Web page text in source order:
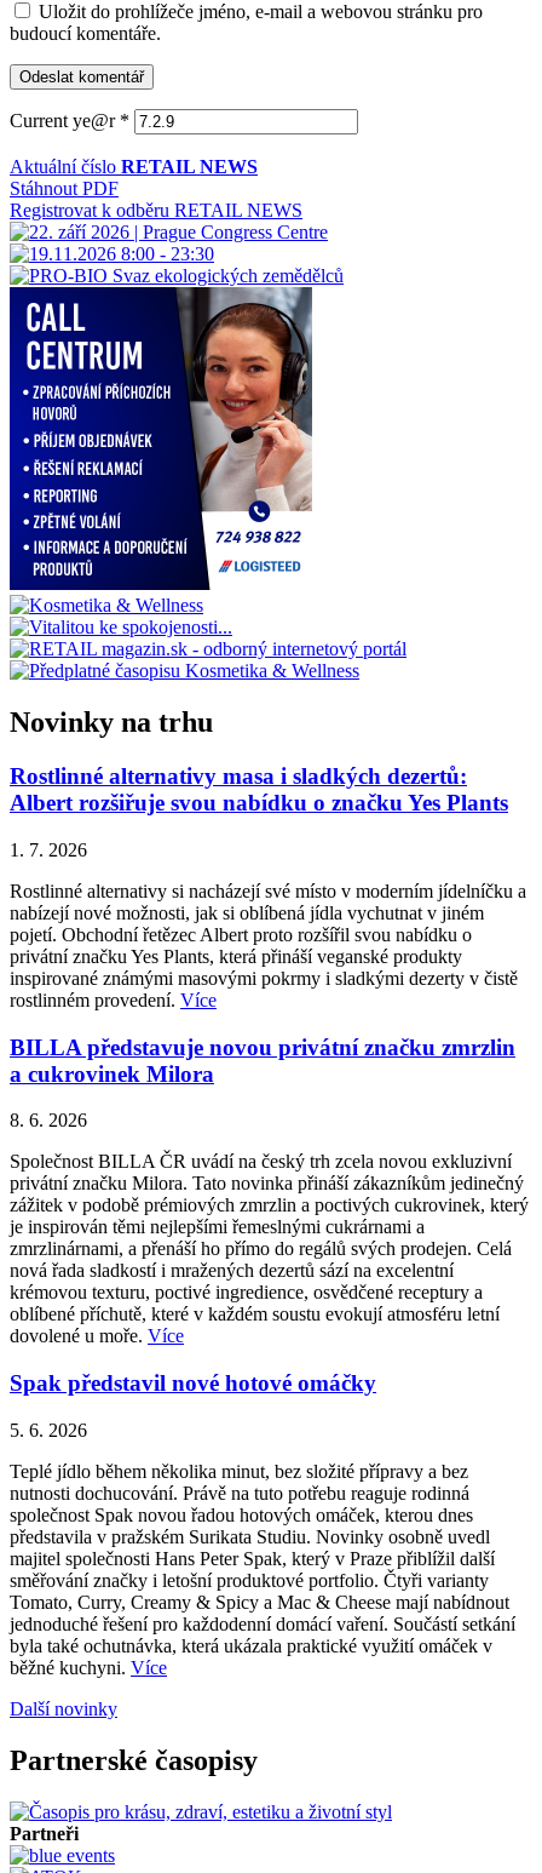
Uložit do prohlížeče jméno, e-mail a webovou stránku pro
budoucí komentáře.
Current ye@r *
Aktuální číslo RETAIL NEWS
Stáhnout PDF
Registrovat k odběru RETAIL NEWS
Novinky na trhu
Rostlinné alternativy masa i sladkých dezertů:
Albert rozšiřuje svou nabídku o značku Yes Plants
1. 7. 2026
Rostlinné alternativy si nacházejí své místo v moderním jídelníčku a
nabízejí nové možnosti, jak si oblíbená jídla vychutnat v jiném
pojetí. Obchodní řetězec Albert proto rozšířil svou nabídku o
privátní značku Yes Plants, která přináší veganské produkty
inspirované známými masovými pokrmy i sladkými dezerty v čistě
rostlinném provedení. Více
BILLA představuje novou privátní značku zmrzlin
a cukrovinek Milora
8. 6. 2026
Společnost BILLA ČR uvádí na český trh zcela novou exkluzivní
privátní značku Milora. Tato novinka přináší zákazníkům jedinečný
zážitek v podobě prémiových zmrzlin a poctivých cukrovinek, který
je inspirován těmi nejlepšími řemeslnými cukrárnami a
zmrzlinárnami, a přenáší ho přímo do regálů svých prodejen. Celá
nová řada sladkostí i mražených dezertů sází na excelentní
krémovou texturu, poctivé ingredience, osvědčené receptury a
oblíbené příchutě, které v každém soustu evokují atmosféru letní
dovolené u moře. Více
Spak představil nové hotové omáčky
5. 6. 2026
Teplé jídlo během několika minut, bez složité přípravy a bez
nutnosti dochucování. Právě na tuto potřebu reaguje rodinná
společnost Spak novou řadou hotových omáček, kterou dnes
představila v pražském Surikata Studiu. Novinky osobně uvedl
majitel společnosti Hans Peter Spak, který v Praze přiblížil další
směřování značky i letošní produktové portfolio. Čtyři varianty
Tomato, Curry, Creamy & Spicy a Mac & Cheese mají nabídnout
jednoduché řešení pro každodenní domácí vaření. Součástí setkání
byla také ochutnávka, která ukázala praktické využití omáček v
běžné kuchyni. Více
Další novinky
Partnerské časopisy
Partneři